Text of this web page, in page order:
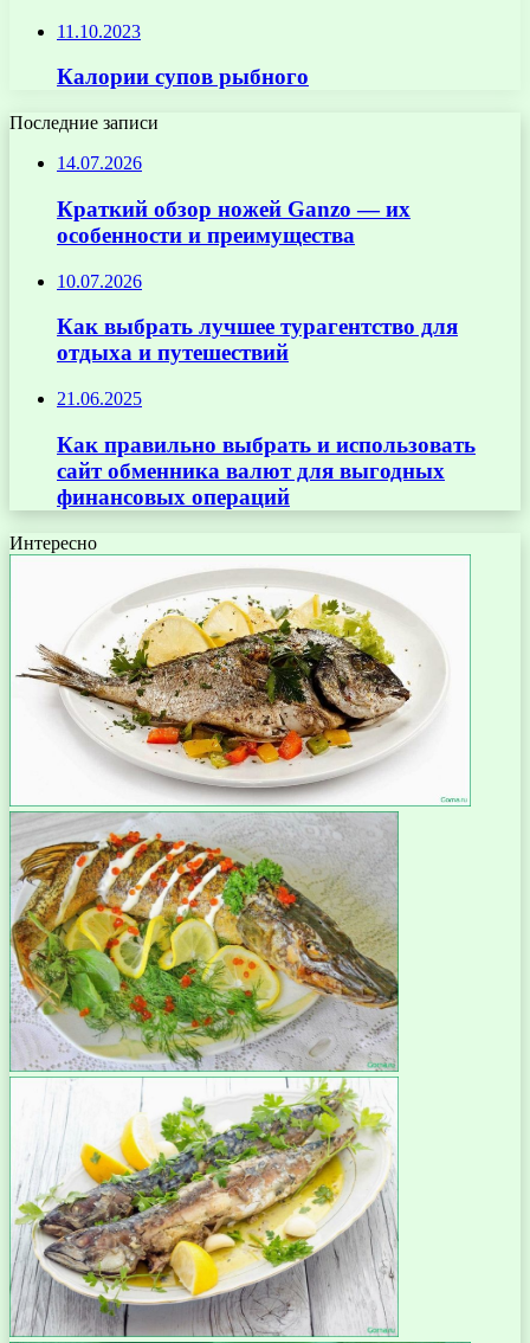
11.10.2023
Калории супов рыбного
Последние записи
14.07.2026
Краткий обзор ножей Ganzo — их
особенности и преимущества
10.07.2026
Как выбрать лучшее турагентство для
отдыха и путешествий
21.06.2025
Как правильно выбрать и использовать
сайт обменника валют для выгодных
финансовых операций
Интересно